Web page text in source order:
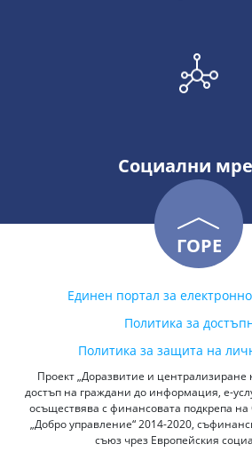
Социални
ГОРЕ
Единен портал за
Политика за
Политика за защита на
Проект „Доразвитие и централизиране
достъп на граждани до информация, е-
осъществява с финансовата подкрепа
„Добро управление“ 2014-2020,
съюз чрез Европейския